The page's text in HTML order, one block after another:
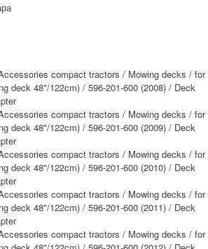
compact tractors / Mowing decks / for
deck 48"/122cm) / 596-201-600 (2008) / Deck
compact tractors / Mowing decks / for
deck 48"/122cm) / 596-201-600 (2009) / Deck
compact tractors / Mowing decks / for
deck 48"/122cm) / 596-201-600 (2010) / Deck
compact tractors / Mowing decks / for
deck 48"/122cm) / 596-201-600 (2011) / Deck
compact tractors / Mowing decks / for